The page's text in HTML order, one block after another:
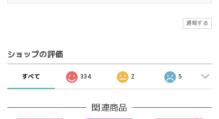
通報する
ショップの評価
すべて 334 2 5
関連商品